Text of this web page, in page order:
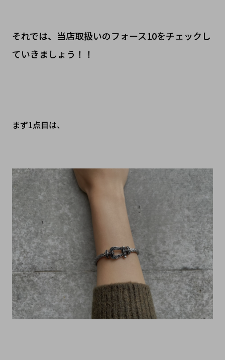
それでは、当店取扱いのフォース10をチェックし
ていきましょう！！
まず1点目は、